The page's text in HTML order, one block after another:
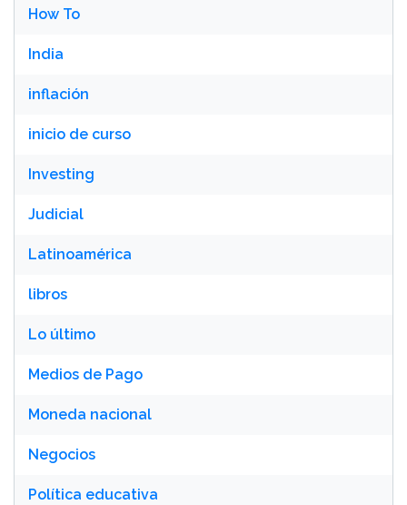
How To
India
inflación
inicio de curso
Investing
Judicial
Latinoamérica
libros
Lo último
Medios de Pago
Moneda nacional
Negocios
Política educativa